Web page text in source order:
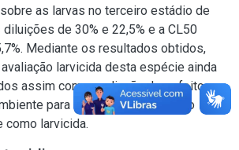
as larvas no terceiro estádio de
de 30% e 22,5% e a CL50
Mediante os resultados obtidos,
larvicida desta espécie ainda
assim como avaliação dos efeitos na
para a utilização do extrato
como larvicida.